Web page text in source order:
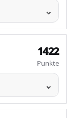
1422
Punkte